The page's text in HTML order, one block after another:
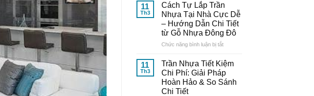
Quyết
Từ
Chuyên
Gia
Đến
Nhựa
Đông
Đô
Trần
Nhựa
Đẹp,
Trang
Nhã
Nâng
Tầm
Thẩm
Mỹ
11
Th3
Cách Tự Lắp Trần
Nhựa Tại Nhà Cực Dễ
– Hướng Dẫn Chi Tiết
từ Gỗ Nhựa Đông Đô
Chức năng bình luận bị tắtở
Tự
Lắp
Trần
Nhựa
11
Th3
Trần Nhựa Tiết Kiệm
Chi Phí: Giải Pháp
Hoàn Hảo & So Sánh
Chi Tiết